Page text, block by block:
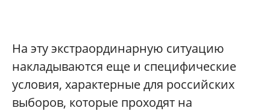
На эту экстраординарную ситуацию
накладываются еще и специфические
условия, характерные для российских
выборов, которые проходят на